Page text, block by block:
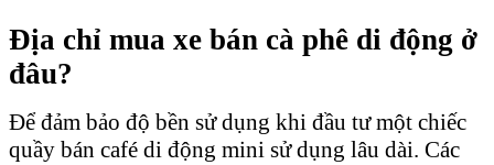
Địa chỉ mua xe bán cà phê di động ở
đâu?
Để đảm bảo độ bền sử dụng khi đầu tư một chiếc
quầy bán café di động mini sử dụng lâu dài. Các